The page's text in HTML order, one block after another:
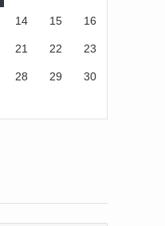
14 15 16
21 22 23
28 29 30